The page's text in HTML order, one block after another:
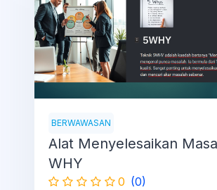
BERWAWASAN
Alat Menyelesaikan
WHY
0 (0)